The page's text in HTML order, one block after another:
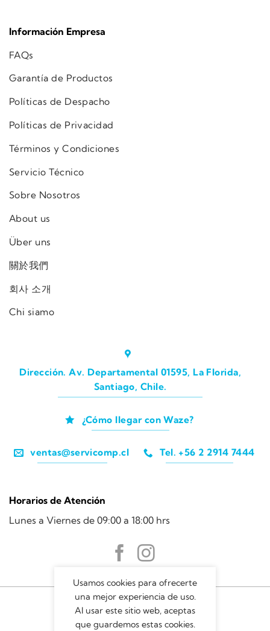
Información Empresa
FAQs
Garantía de Productos
Políticas de Despacho
Políticas de Privacidad
Términos y Condiciones
Servicio Técnico
Sobre Nosotros
About us
Über uns
關於我們
회사 소개
Chi siamo
Dirección. Av. Departamental 01595, La Florida,
Santiago, Chile.
¿Cómo llegar con Waze?
ventas@servicomp.cl Tel. +56 2 2914 7444
Horarios de Atención
Lunes a Viernes de 09:00 a 18:00 hrs
Usamos cookies para ofrecerte
una mejor experiencia de uso.
Al usar este sitio web, aceptas
que guardemos estas cookies.